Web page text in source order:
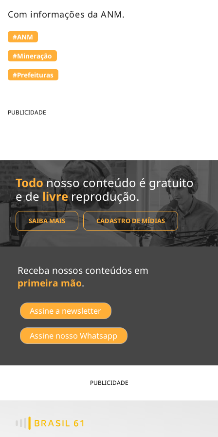
PUBLICIDADE
Com informações da ANM.
#ANM
#Mineração
#Prefeituras
Todo nosso conteúdo é gratuito
e de livrereprodução.
SAIBA MAIS CADASTRO DE MÍDIAS
Receba nossos conteúdos em
primeira mão.
Assine a newsletter
Assine nosso Whatsapp
PUBLICIDADE